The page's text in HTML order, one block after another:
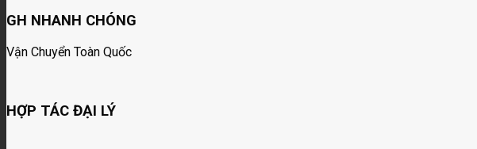
GH NHANH CHÓNG
Vận Chuyển Toàn Quốc
HỢP TÁC ĐẠI LÝ